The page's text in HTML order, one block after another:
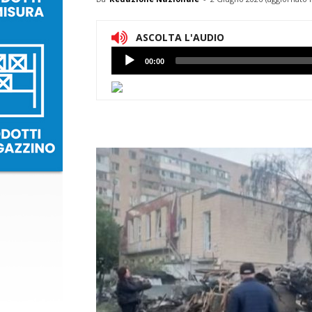
ASCOLTA L'AUDIO
Lettore
Audio
00:00